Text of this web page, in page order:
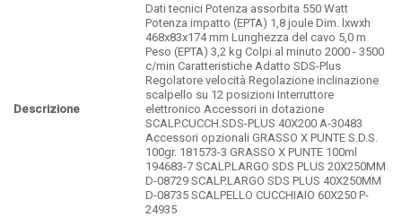
Descrizione
Dati tecnici Potenza assorbita 550 Watt
Potenza impatto (EPTA) 1,8 joule Dim. lxwxh
468x83x174 mm Lunghezza del cavo 5,0 m
Peso (EPTA) 3,2 kg Colpi al minuto 2000 - 3500
c/min Caratteristiche Adatto SDS-Plus
Regolatore velocità Regolazione inclinazione
scalpello su 12 posizioni Interruttore
elettronico Accessori in dotazione
SCALP.CUCCH.SDS-PLUS 40X200 A-30483
Accessori opzionali GRASSO X PUNTE S.D.S.
100gr. 181573-3 GRASSO X PUNTE 100ml
194683-7 SCALP.LARGO SDS PLUS 20X250MM
D-08729 SCALP.LARGO SDS PLUS 40X250MM
D-08735 SCALPELLO CUCCHIAIO 60X250 P-
24935